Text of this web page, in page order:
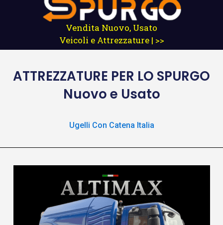
Vendita Nuovo, Usato
Veicoli e Attrezzature | >>
ATTREZZATURE PER LO SPURGO
Nuovo e Usato
Ugelli Con Catena Italia